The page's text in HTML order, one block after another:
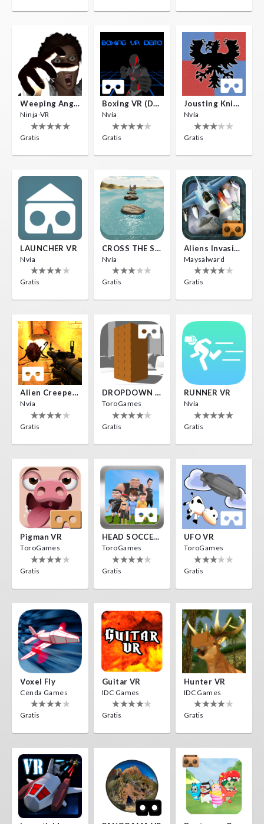
Weeping Angels VR
Ninja-VR
Gratis
Boxing VR (Demo)
Nvía
Gratis
Jousting Knights VR
Nvía
Gratis
LAUNCHER VR
Nvía
Gratis
CROSS THE SEA
Nvía
Gratis
Aliens Invasion VR
Maysalward
Gratis
Alien Creepers VR
Nvía
Gratis
DROPDOWN VR
ToroGames
Gratis
RUNNER VR
Nvía
Gratis
Pigman VR
ToroGames
Gratis
HEAD SOCCER VR
ToroGames
Gratis
UFO VR
ToroGames
Gratis
Voxel Fly
Cenda Games
Gratis
Guitar VR
IDC Games
Gratis
Hunter VR
IDC Games
Gratis